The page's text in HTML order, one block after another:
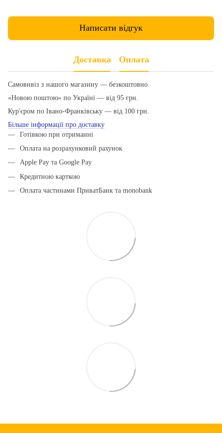
Написати відгук
Доставка Оплата
Самовивіз з нашого магазину — безкоштовно.
«Новою поштою» по Україні — від 95 грн.
Кур'єром по Івано-Франківську — від 100 грн.
Більше інформації про доставку
Готівкою при отриманні
Оплата на розрахунковий рахунок
Apple Pay та Google Pay
Кредитною карткою
Оплата частинами ПриватБанк та monobank